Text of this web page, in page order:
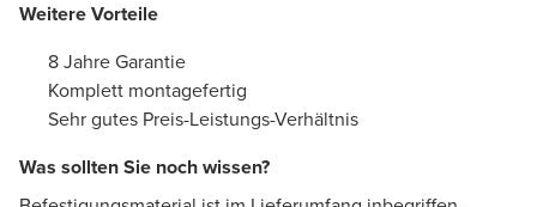
Weitere Vorteile
8 Jahre Garantie
Komplett montagefertig
Sehr gutes Preis-Leistungs-Verhältnis
Was sollten Sie noch wissen?